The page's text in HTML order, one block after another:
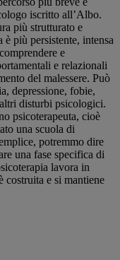
iscritto all’Albo.
più strutturato e
più persistente, intensa
e
e relazionali
del malessere. Può
depressione, fobie,
disturbi psicologici.
psicoterapeuta, cioè
una scuola di
potremmo dire
una fase specifica di
lavora in
costruita e si mantiene